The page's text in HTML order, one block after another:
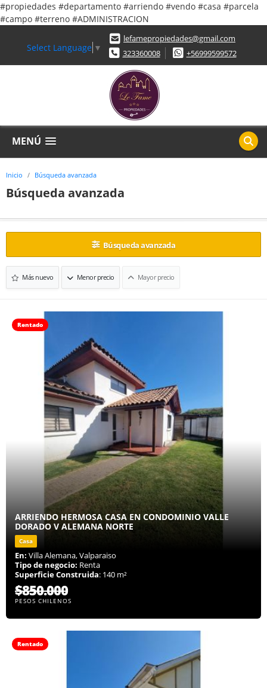
#propiedades #departamento #arriendo #vendo #casa #parcela
#campo #terreno #ADMINISTRACION
Select Language ▼
lefamepropiedades@gmail.com
323360008
+56999599572
MENÚ
Inicio Búsqueda avanzada
Búsqueda avanzada
Búsqueda avanzada
Más nuevo Menor precio Mayor precio
Rentado
ARRIENDO HERMOSA CASA EN CONDOMINIO VALLE
DORADO V ALEMANA NORTE
Casa
En: Villa Alemana, Valparaiso
Tipo de negocio: Renta
Superficie Construida: 140 m²
$850.000
PESOS CHILENOS
Rentado